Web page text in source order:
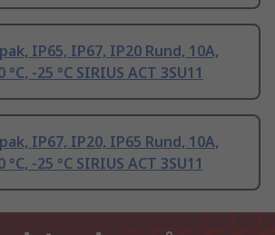
IP65, IP67, IP20 Rund, 10A,
°C, -25 °C SIRIUS ACT 3SU11
IP67, IP20, IP65 Rund, 10A,
°C, -25 °C SIRIUS ACT 3SU11